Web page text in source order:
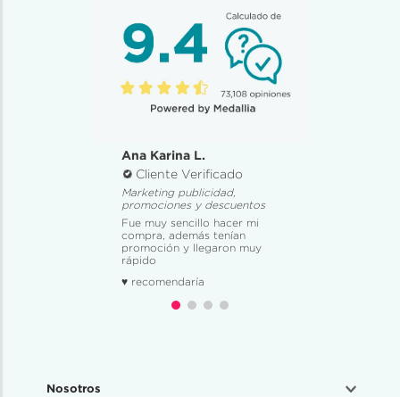
Ana Karina L.
Cliente Verificado
Marketing publicidad,
promociones y descuentos
Fue muy sencillo hacer mi
compra, además tenían
promoción y llegaron muy
rápido
♥ recomendaría
Nosotros